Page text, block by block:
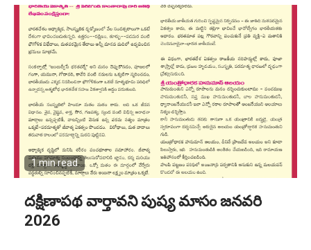
1 min read
దక్షిణాపథ వార్తావని పుష్య మాసం జనవరి
2026